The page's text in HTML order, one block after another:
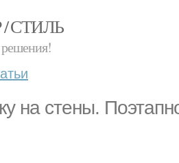
СТИЛЬ
решения!
на стены.